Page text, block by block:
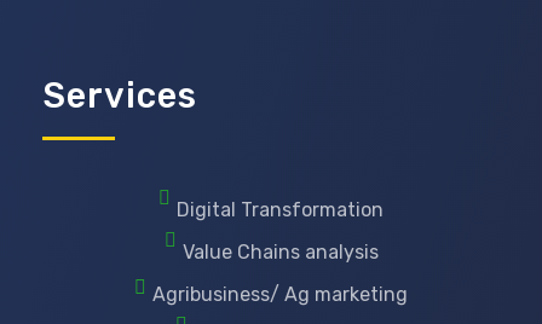
Services
Digital Transformation
Value Chains analysis
Agribusiness/ Ag marketing